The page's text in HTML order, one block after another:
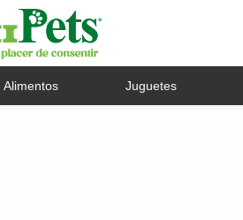
Alimentos Juguetes